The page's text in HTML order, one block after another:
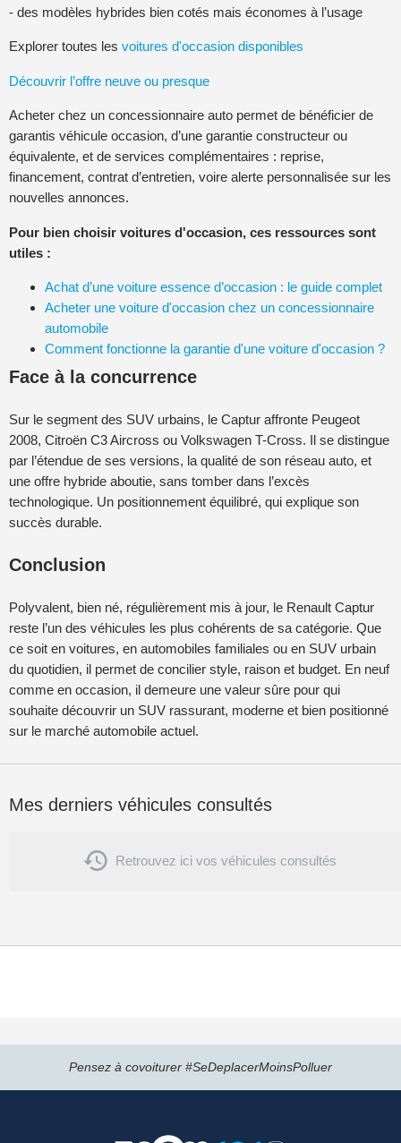
- des modèles hybrides bien cotés mais économes à l’usage
Explorer toutes les voitures d'occasion disponibles
Découvrir l’offre neuve ou presque
Acheter chez un concessionnaire auto permet de bénéficier de
garantis véhicule occasion, d’une garantie constructeur ou
équivalente, et de services complémentaires : reprise,
financement, contrat d’entretien, voire alerte personnalisée sur les
nouvelles annonces.
Pour bien choisir voitures d'occasion, ces ressources sont
utiles :
Achat d’une voiture essence d’occasion : le guide complet
Acheter une voiture d'occasion chez un concessionnaire
automobile
Comment fonctionne la garantie d'une voiture d'occasion ?
Face à la concurrence
Sur le segment des SUV urbains, le Captur affronte Peugeot
2008, Citroën C3 Aircross ou Volkswagen T-Cross. Il se distingue
par l’étendue de ses versions, la qualité de son réseau auto, et
une offre hybride aboutie, sans tomber dans l’excès
technologique. Un positionnement équilibré, qui explique son
succès durable.
Conclusion
Polyvalent, bien né, régulièrement mis à jour, le Renault Captur
reste l’un des véhicules les plus cohérents de sa catégorie. Que
ce soit en voitures, en automobiles familiales ou en SUV urbain
du quotidien, il permet de concilier style, raison et budget. En neuf
comme en occasion, il demeure une valeur sûre pour qui
souhaite découvrir un SUV rassurant, moderne et bien positionné
sur le marché automobile actuel.
Mes derniers véhicules consultés
 Retrouvez ici vos véhicules consultés
Pensez à covoiturer #SeDeplacerMoinsPolluer